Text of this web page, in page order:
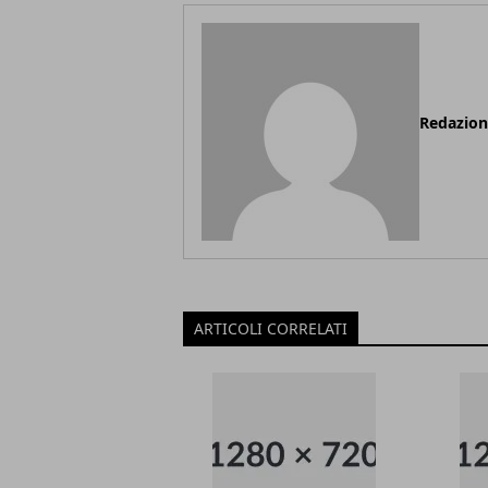
ARTICOLI CORRELATI